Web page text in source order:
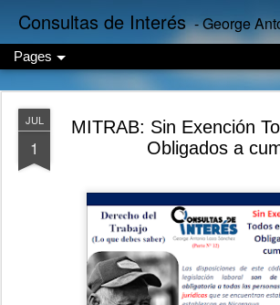
Consultas de Interés - George Antonio
Pages
JUL
1
MITRAB: Sin Exención
Obligados a